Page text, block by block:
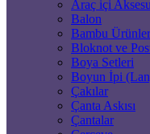
Araç içi
Balon
Bambu Ürünler
Bloknot ve
Boya Setleri
Boyun İpi
Çakılar
Çanta Askısı
Çantalar